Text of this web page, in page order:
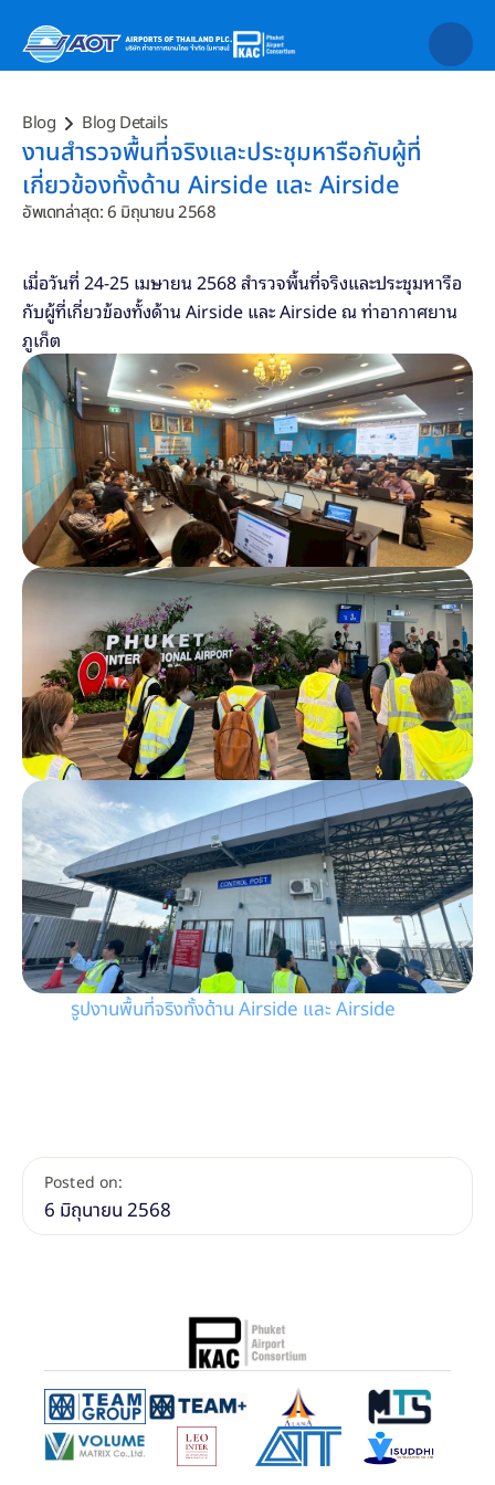
Blog Blog Details
งานสำรวจพื้นที่จริงและประชุมหารือกับผู้ที่
เกี่ยวข้องทั้งด้าน Airside และ Airside
อัพเดทล่าสุด: 6 มิถุนายน 2568
เมื่อวันที่ 24-25 เมษายน 2568 สำรวจพื้นที่จริงและประชุมหารือ
กับผู้ที่เกี่ยวข้องทั้งด้าน Airside และ Airside ณ ท่าอากาศยาน
ภูเก็ต
รูปงานพื้นที่จริงทั้งด้าน Airside และ Airside
Posted on:
6 มิถุนายน 2568